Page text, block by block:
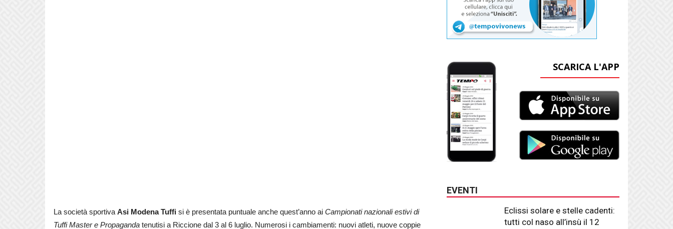
La società sportivaAsi Modena Tuffi si è presentata puntuale anche quest’anno aiCampionati nazionali estivi di
Tuffi Master e Propaganda tenutisi a Riccione dal 3 al 6 luglio. Numerosi i cambiamenti: nuovi atleti, nuove coppie
SCARICA L'APP
EVENTI
Eclissi solare e stelle cadenti:
tutti col naso all’insù il 12